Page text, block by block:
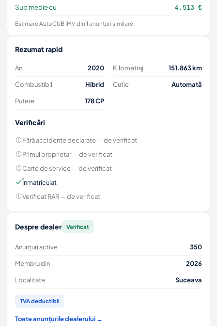
Sub medie cu 4.513 €
Estimare AutoCUB IMV din 1 anunțuri similare.
Rezumat rapid
An 2020 Kilometraj 151.863 km
Combustibil Hibrid Cutie Automată
Putere 178 CP
Verificări
Fără accidente declarate— de verificat
Primul proprietar— de verificat
Carte de service— de verificat
Înmatriculat
Verificat RAR— de verificat
Despre dealer Verificat
Anunțuri active 350
Membru din 2026
Localitate Suceava
TVA deductibil
Toate anunțurile dealerului →